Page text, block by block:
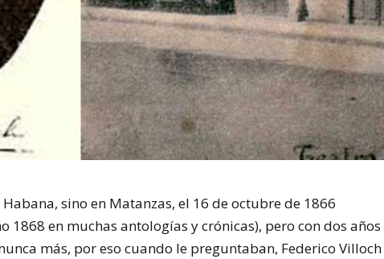
sino en Matanzas, el 16 de octubre de 1866
1868 en muchas antologías y crónicas), pero con dos años
más, por eso cuando le preguntaban, Federico Villoch